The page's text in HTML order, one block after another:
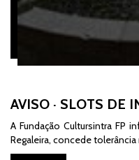
AVISO · SLOTS DE
A Fundação Cultursintra FP
Regaleira, concedetolerância